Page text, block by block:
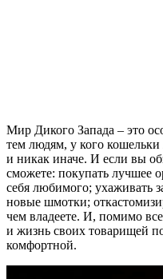
Мир Дикого Запада – это
тем людям, у кого кошельки
и никак иначе. И если вы
сможете: покупать лучшее
себя любимого; ухаживать
новые шмотки;
чем владеете. И, помимо
и жизнь своих товарищей
комфортной.